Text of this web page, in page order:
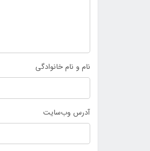
نام و نام خانوادگی
آدرس وب‌سایت